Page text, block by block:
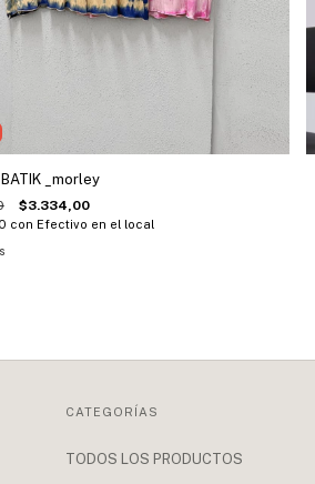
BATIK _morley
$3.334,00
con Efectivo en el local
CATEGORÍAS
TODOS LOS PRODUCTOS